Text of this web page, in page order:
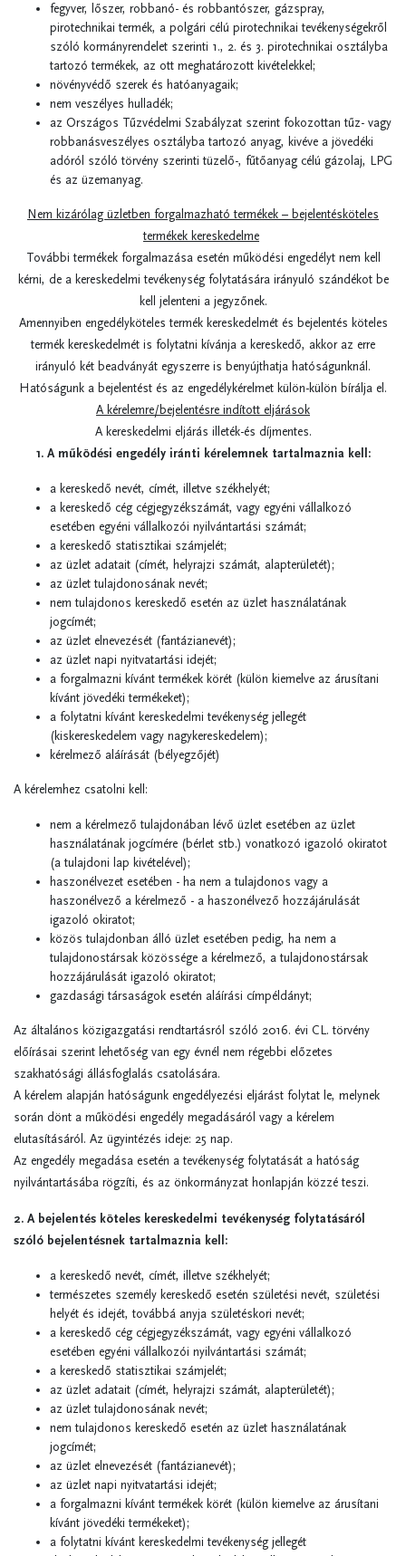
fegyver, lőszer, robbanó- és robbantószer, gázspray,
pirotechnikai termék, a polgári célú pirotechnikai tevékenységekről
szóló kormányrendelet szerinti 1., 2. és 3. pirotechnikai osztályba
tartozó termékek, az ott meghatározott kivételekkel;
növényvédő szerek és hatóanyagaik;
nem veszélyes hulladék;
az Országos Tűzvédelmi Szabályzat szerint fokozottan tűz- vagy
robbanásveszélyes osztályba tartozó anyag, kivéve a jövedéki
adóról szóló törvény szerinti tüzelő-, fűtőanyag célú gázolaj, LPG
és az üzemanyag.
Nem kizárólag üzletben forgalmazható termékek – bejelentésköteles
termékek kereskedelme
További termékek forgalmazása esetén működési engedélyt nem kell
kérni, de a kereskedelmi tevékenység folytatására irányuló szándékot be
kell jelenteni a jegyzőnek.
Amennyiben engedélyköteles termék kereskedelmét és bejelentés köteles
termék kereskedelmét is folytatni kívánja a kereskedő, akkor az erre
irányuló két beadványát egyszerre is benyújthatja hatóságunknál.
Hatóságunk a bejelentést és az engedélykérelmet külön-külön bírálja el.
A kérelemre/bejelentésre indított eljárások
A kereskedelmi eljárás illeték-és díjmentes.
1. A működési engedély iránti kérelemnek tartalmaznia kell:
a kereskedő nevét, címét, illetve székhelyét;
a kereskedő cég cégjegyzékszámát, vagy egyéni vállalkozó
esetében egyéni vállalkozói nyilvántartási számát;
a kereskedő statisztikai számjelét;
az üzlet adatait (címét, helyrajzi számát, alapterületét);
az üzlet tulajdonosának nevét;
nem tulajdonos kereskedő esetén az üzlet használatának
jogcímét;
az üzlet elnevezését (fantázianevét);
az üzlet napi nyitvatartási idejét;
a forgalmazni kívánt termékek körét (külön kiemelve az árusítani
kívánt jövedéki termékeket);
a folytatni kívánt kereskedelmi tevékenység jellegét
(kiskereskedelem vagy nagykereskedelem);
kérelmező aláírását (bélyegzőjét)
A kérelemhez csatolni kell:
nem a kérelmező tulajdonában lévő üzlet esetében az üzlet
használatának jogcímére (bérlet stb.) vonatkozó igazoló okiratot
(a tulajdoni lap kivételével);
haszonélvezet esetében - ha nem a tulajdonos vagy a
haszonélvező a kérelmező - a haszonélvező hozzájárulását
igazoló okiratot;
közös tulajdonban álló üzlet esetében pedig, ha nem a
tulajdonostársak közössége a kérelmező, a tulajdonostársak
hozzájárulását igazoló okiratot;
gazdasági társaságok esetén aláírási címpéldányt;
Az általános közigazgatási rendtartásról szóló 2016. évi CL. törvény
előírásai szerint lehetőség van egy évnél nem régebbi előzetes
szakhatósági állásfoglalás csatolására.
A kérelem alapján hatóságunk engedélyezési eljárást folytat le, melynek
során dönt a működési engedély megadásáról vagy a kérelem
elutasításáról. Az ügyintézés ideje: 25 nap.
Az engedély megadása esetén a tevékenység folytatását a hatóság
nyilvántartásába rögzíti, és az önkormányzat honlapján közzé teszi.
2. A bejelentés köteles kereskedelmi tevékenység folytatásáról
szóló bejelentésnek tartalmaznia kell:
a kereskedő nevét, címét, illetve székhelyét;
természetes személy kereskedő esetén születési nevét, születési
helyét és idejét, továbbá anyja születéskori nevét;
a kereskedő cég cégjegyzékszámát, vagy egyéni vállalkozó
esetében egyéni vállalkozói nyilvántartási számát;
a kereskedő statisztikai számjelét;
az üzlet adatait (címét, helyrajzi számát, alapterületét);
az üzlet tulajdonosának nevét;
nem tulajdonos kereskedő esetén az üzlet használatának
jogcímét;
az üzlet elnevezését (fantázianevét);
az üzlet napi nyitvatartási idejét;
a forgalmazni kívánt termékek körét (külön kiemelve az árusítani
kívánt jövedéki termékeket);
a folytatni kívánt kereskedelmi tevékenység jellegét